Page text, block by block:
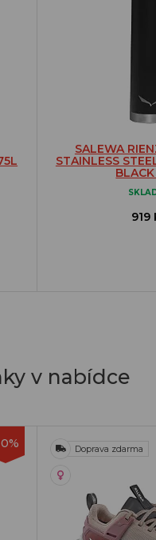
SALEWA
STAINLESS
919
v nabídce
Doprava zdarma